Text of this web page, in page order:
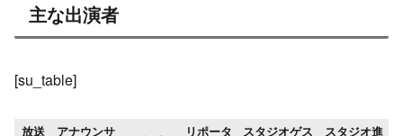
主な出演者
[su_table]
放送 アナウンサ リポータ スタジオゲス スタジオ進